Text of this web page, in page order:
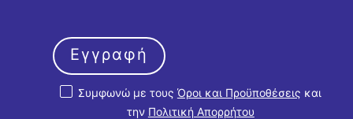
Συμφωνώ με τους Όροι και Προϋποθέσεις και
την Πολιτική Απορρήτου
Εγγραφή